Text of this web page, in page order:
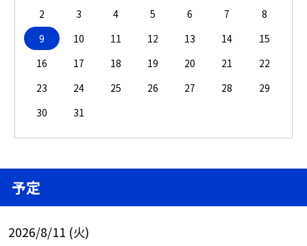
2
3 4 5 6 7
8
9
10 11 12 13 14
15
16
17 18 19 20 21
22
23
24 25 26 27 28
29
30
31
予定
2026/8/11 (火)